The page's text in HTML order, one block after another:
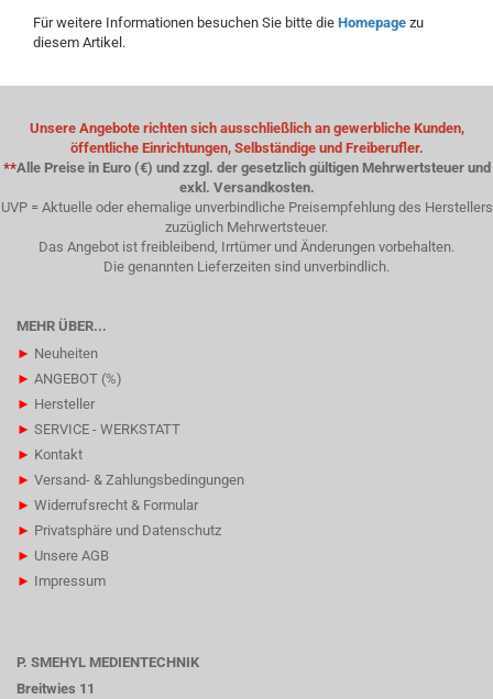
Für weitere Informationen besuchen Sie bitte die Homepage zu
diesem Artikel.
Unsere Angebote richten sich ausschließlich an gewerbliche Kunden,
öffentliche Einrichtungen, Selbständige und Freiberufler.
**Alle Preise in Euro (€) und zzgl. der gesetzlich gültigen Mehrwertsteuer und
exkl. Versandkosten.
UVP = Aktuelle oder ehemalige unverbindliche Preisempfehlung des Herstellers
zuzüglich Mehrwertsteuer.
Das Angebot ist freibleibend, Irrtümer und Änderungen vorbehalten.
Die genannten Lieferzeiten sind unverbindlich.
MEHR ÜBER...
► Neuheiten
► ANGEBOT (%)
► Hersteller
► SERVICE - WERKSTATT
► Kontakt
► Versand- & Zahlungsbedingungen
► Widerrufsrecht & Formular
► Privatsphäre und Datenschutz
► Unsere AGB
► Impressum
P. SMEHYL MEDIENTECHNIK
Breitwies 11